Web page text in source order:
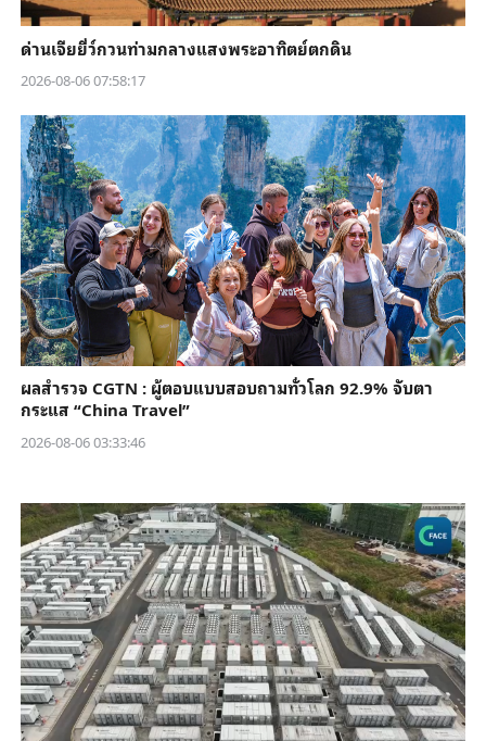
ด่านเจียยี่ว์กวนท่ามกลางแสงพระอาทิตย์ตกดิน
2026-08-06 07:58:17
ผลสำรวจ CGTN : ผู้ตอบแบบสอบถามทั่วโลก 92.9% จับตา
กระแส “China Travel”
2026-08-06 03:33:46